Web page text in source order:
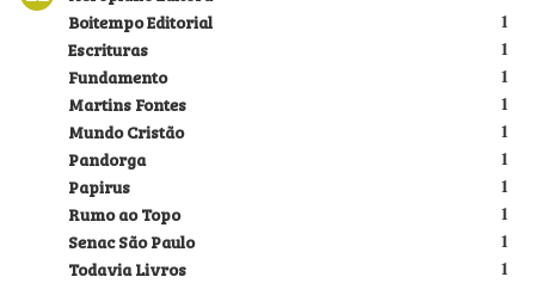
1
Boitempo Editorial
1
Escrituras
1
Fundamento
1
Martins Fontes
1
Mundo Cristão
1
Pandorga
1
Papirus
1
Rumo ao Topo
1
Senac São Paulo
1
Todavia Livros